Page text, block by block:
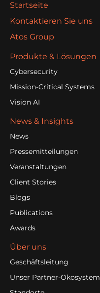
Startseite
Kontaktieren Sie uns
Atos Group
Produkte & Lösungen
Cybersecurity
Mission-Critical Systems
Vision AI
News & Insights
News
Pressemitteilungen
Veranstaltungen
Client Stories
Blogs
Publications
Awards
Über uns
Geschäftsleitung
Unser Partner-Ökosystem